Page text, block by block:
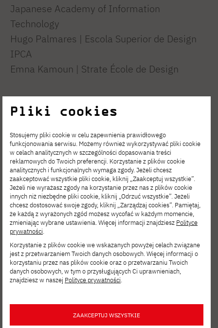
Japanese Academy of Information
Technology
Hugo Palmares | Escola Superior de Design
IPCA
Emna Kamoun | Strate École de Design
Więcej o warsztatach zorganizowanych w ramach projektu
Maintain Mountains
Warsztaty Maintain Mountains zostały
Pliki cookies
Stosujemy pliki cookie w celu zapewnienia prawidłowego
funkcjonowania serwisu. Możemy również wykorzystywać pliki cookie
w celach analitycznych w szczególności dopasowania treści
reklamowych do Twoich preferencji. Korzystanie z plików cookie
analitycznych i funkcjonalnych wymaga zgody. Jeżeli chcesz
zaakceptować wszystkie pliki cookie, kliknij „Zaakceptuj wszystkie”.
Jeżeli nie wyrażasz zgody na korzystanie przez nas z plików cookie
innych niż niezbędne pliki cookie, kliknij „Odrzuć wszystkie”. Jeżeli
chcesz dostosować swoje zgody, kliknij „Zarządzaj cookies”. Pamiętaj,
że każdą z wyrażonych zgód możesz wycofać w każdym momencie,
zmieniając wybrane ustawienia. Więcej informacji znajdziesz Polityce
prywatności.
Korzystanie z plików cookie we wskazanych powyżej celach związane
jest z przetwarzaniem Twoich danych osobowych. Więcej informacji o
korzystaniu przez nas plików cookie oraz o przetwarzaniu Twoich
danych osobowych, w tym o przysługujących Ci uprawnieniach,
znajdziesz w naszej Polityce prywatności.
ZAAKCEPTUJ WSZYSTKIE